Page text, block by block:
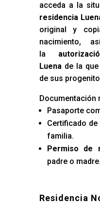
acceda a la
residencia
original y
nacimiento,
la
Luenade la que
de sus
Documentación
Pasaporte
Certificado
familia.
Permiso de
padre o madre.
Residencia